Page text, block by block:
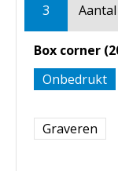
3
Box corner
Onbedrukt
Graveren